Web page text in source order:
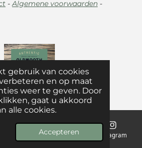
gebruik van cookies
en op maat
weer te geven. Door
gaat u akkoord
alle cookies.
Accepteren
d -Algemene voorwaarden -
Kaart Instagram